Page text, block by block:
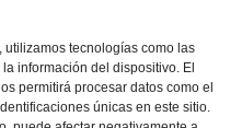
utilizamos tecnologías como las
información del dispositivo. El
permitirá procesar datos como el
únicas en este sitio.